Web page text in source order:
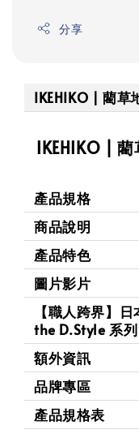
分享
IKEHIKO | 藺草
IKEHIKO |
產品規格
商品說明
產品特色
圖片影片
【職人跨界】
the D.Style 系
額外資訊
品牌專區
產品規格表